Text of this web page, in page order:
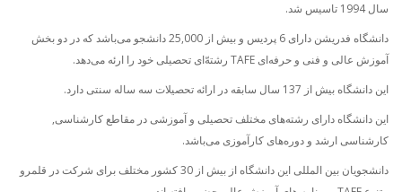
سال 1994 تاسیس شد.
دانشگاه فدریشن دارای 6 پردیس و بیش از 25,000 دانشجو می‌باشد که در دو بخش
آموزش عالی و فنی و حرفه‌ای TAFE رشته‌ّای تحصیلی خود را ارئه می‌دهد.
این دانشگاه بیش از 137 سال سابقه در ارائه تحصیلات سه ساله سنتی دارد.
این دانشگاه دارای رشته‌های مختلف تحصیلی و آموزشی در مقاطع کارشناسی,
کارشناسی ارشد و دوره‌های کارآموزی می‌باشد.
دانشجویان بین المللی این دانشگاه از بیش از 30 کشور مختلف برای شرکت در قلمرو